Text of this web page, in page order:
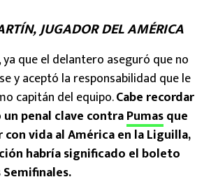
JUGADOR DEL AMÉRICA
que el delantero aseguró que no
y aceptó la responsabilidad que le
capitán del equipo.Cabe recordar
penal clave contraPumasque
vida al América en la Liguilla,
habría significado el boleto